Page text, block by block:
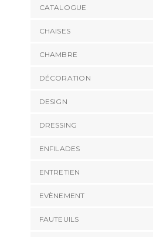
CATALOGUE
CHAISES
CHAMBRE
DÉCORATION
DESIGN
DRESSING
ENFILADES
ENTRETIEN
EVÈNEMENT
FAUTEUILS